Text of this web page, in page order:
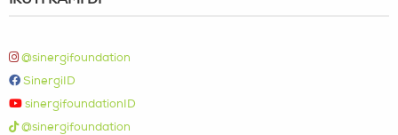
@sinergifoundation
SinergiID
sinergifoundationID
@sinergifoundation